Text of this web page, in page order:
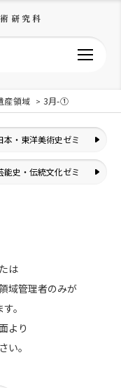
研究科
産領域 3月-①
本・東洋美術史ゼミ
能史・伝統文化ゼミ
は
域管理者のみが
。
より
い。